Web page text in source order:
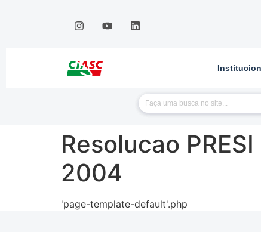
Resolucao
2004
'page-template-default'.php